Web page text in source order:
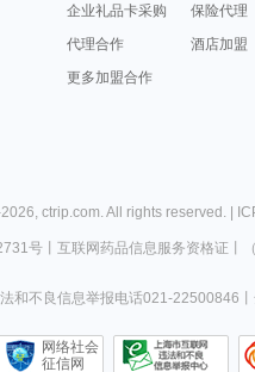
企业礼品卡采购
保险代理
代理合作
酒店加盟
更多加盟合作
2026, ctrip.com. All rights reserved. |
号丨 互联网药品信息服务资格证
和不良信息举报电话021-22500846
网络社会
征信网